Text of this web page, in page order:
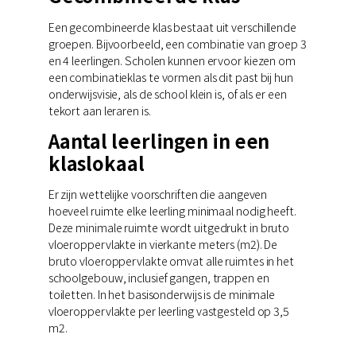
Een gecombineerde klas bestaat uit verschillende
groepen. Bijvoorbeeld, een combinatie van groep 3
en 4 leerlingen. Scholen kunnen ervoor kiezen om
een combinatieklas te vormen als dit past bij hun
onderwijsvisie, als de school klein is, of als er een
tekort aan leraren is.
Aantal leerlingen in een
klaslokaal
Er zijn wettelijke voorschriften die aangeven
hoeveel ruimte elke leerling minimaal nodig heeft.
Deze minimale ruimte wordt uitgedrukt in bruto
vloeroppervlakte in vierkante meters (m2). De
bruto vloeroppervlakte omvat alle ruimtes in het
schoolgebouw, inclusief gangen, trappen en
toiletten. In het basisonderwijs is de minimale
vloeroppervlakte per leerling vastgesteld op 3,5
m2.